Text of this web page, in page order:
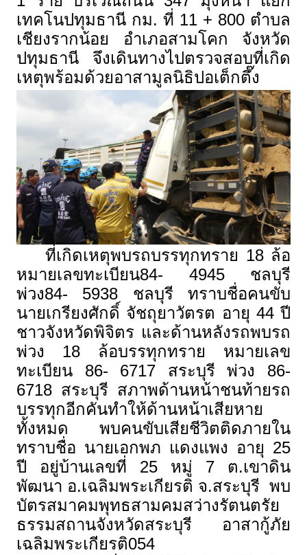
เทคโนปทุมธานี กม. ที่ 11 + 800 ตำบล
เชียงรากน้อย อำเภอสามโคก จังหวัด
ปทุมธานี จึงเดินทางไปตรวจสอบที่เกิด
เหตุพร้อมด้วยอาสามูลนิธิปอเต็กตึ๊ง
ที่เกิดเหตุพบรถบรรทุกทราย 18 ล้อ
หมายเลขทะเบียน84- 4945 ชลบุรี
พ่วง84- 5938 ชลบุรี ทราบชื่อคนขับ
นายเกรียงศักดิ์ จัชถุยาวัตรต อายุ 44 ปี
ชาวจังหวัดพิจิตร และด้านหลังรถพบรถ
พ่วง 18 ล้อบรรทุกทราย หมายเลข
ทะเบียน 86- 6717 สระบุรี พ่วง 86-
6718 สระบุรี สภาพด้านหน้าชนท้ายรถ
บรรทุกอีกคันทำให้ด้านหน้าเสียหาย
ทั้งหมด พบคนขับเสียชีวิตติดภายใน
ทราบชื่อ นายเอกพภ แดงแพง อายุ 25
ปี อยู่บ้านเลขที่ 25 หมู่ 7 ต.เขาดิน
พัฒนา อ.เฉลิมพระเกียรติ จ.สระบุรี พบ
บัตรสมาคมพุทธสามคมสว่างรัตนตรัย
ธรรมสถานจังหวัดสระบุรี อาสากู้ภัย
เฉลิมพระเกียรติ054